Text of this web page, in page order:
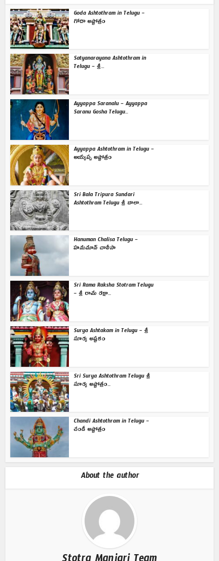
Goda Ashtothram in Telugu –
గోదా అష్టోత్రం
Satyanarayana Ashtothram in
Telugu – శ్రీ...
Ayyappa Saranalu – Ayyappa
Saranu Gosha Telugu...
Ayyappa Ashtothram in Telugu –
అయ్యప్ప అష్టోత్రం
Sri Bala Tripura Sundari
Ashtothram Telugu శ్రీ బాలా...
Hanuman Chalisa Telugu –
హనుమాన్ చాలీసా
Sri Rama Raksha Stotram Telugu
– శ్రీ రామ రక్షా...
Surya Ashtakam in Telugu – శ్రీ
సూర్య అష్టకం
Sri Surya Ashtothram Telugu శ్రీ
సూర్య అష్టోత్రం...
Chandi Ashtothram in Telugu –
చండీ అష్టోత్రం
About the author